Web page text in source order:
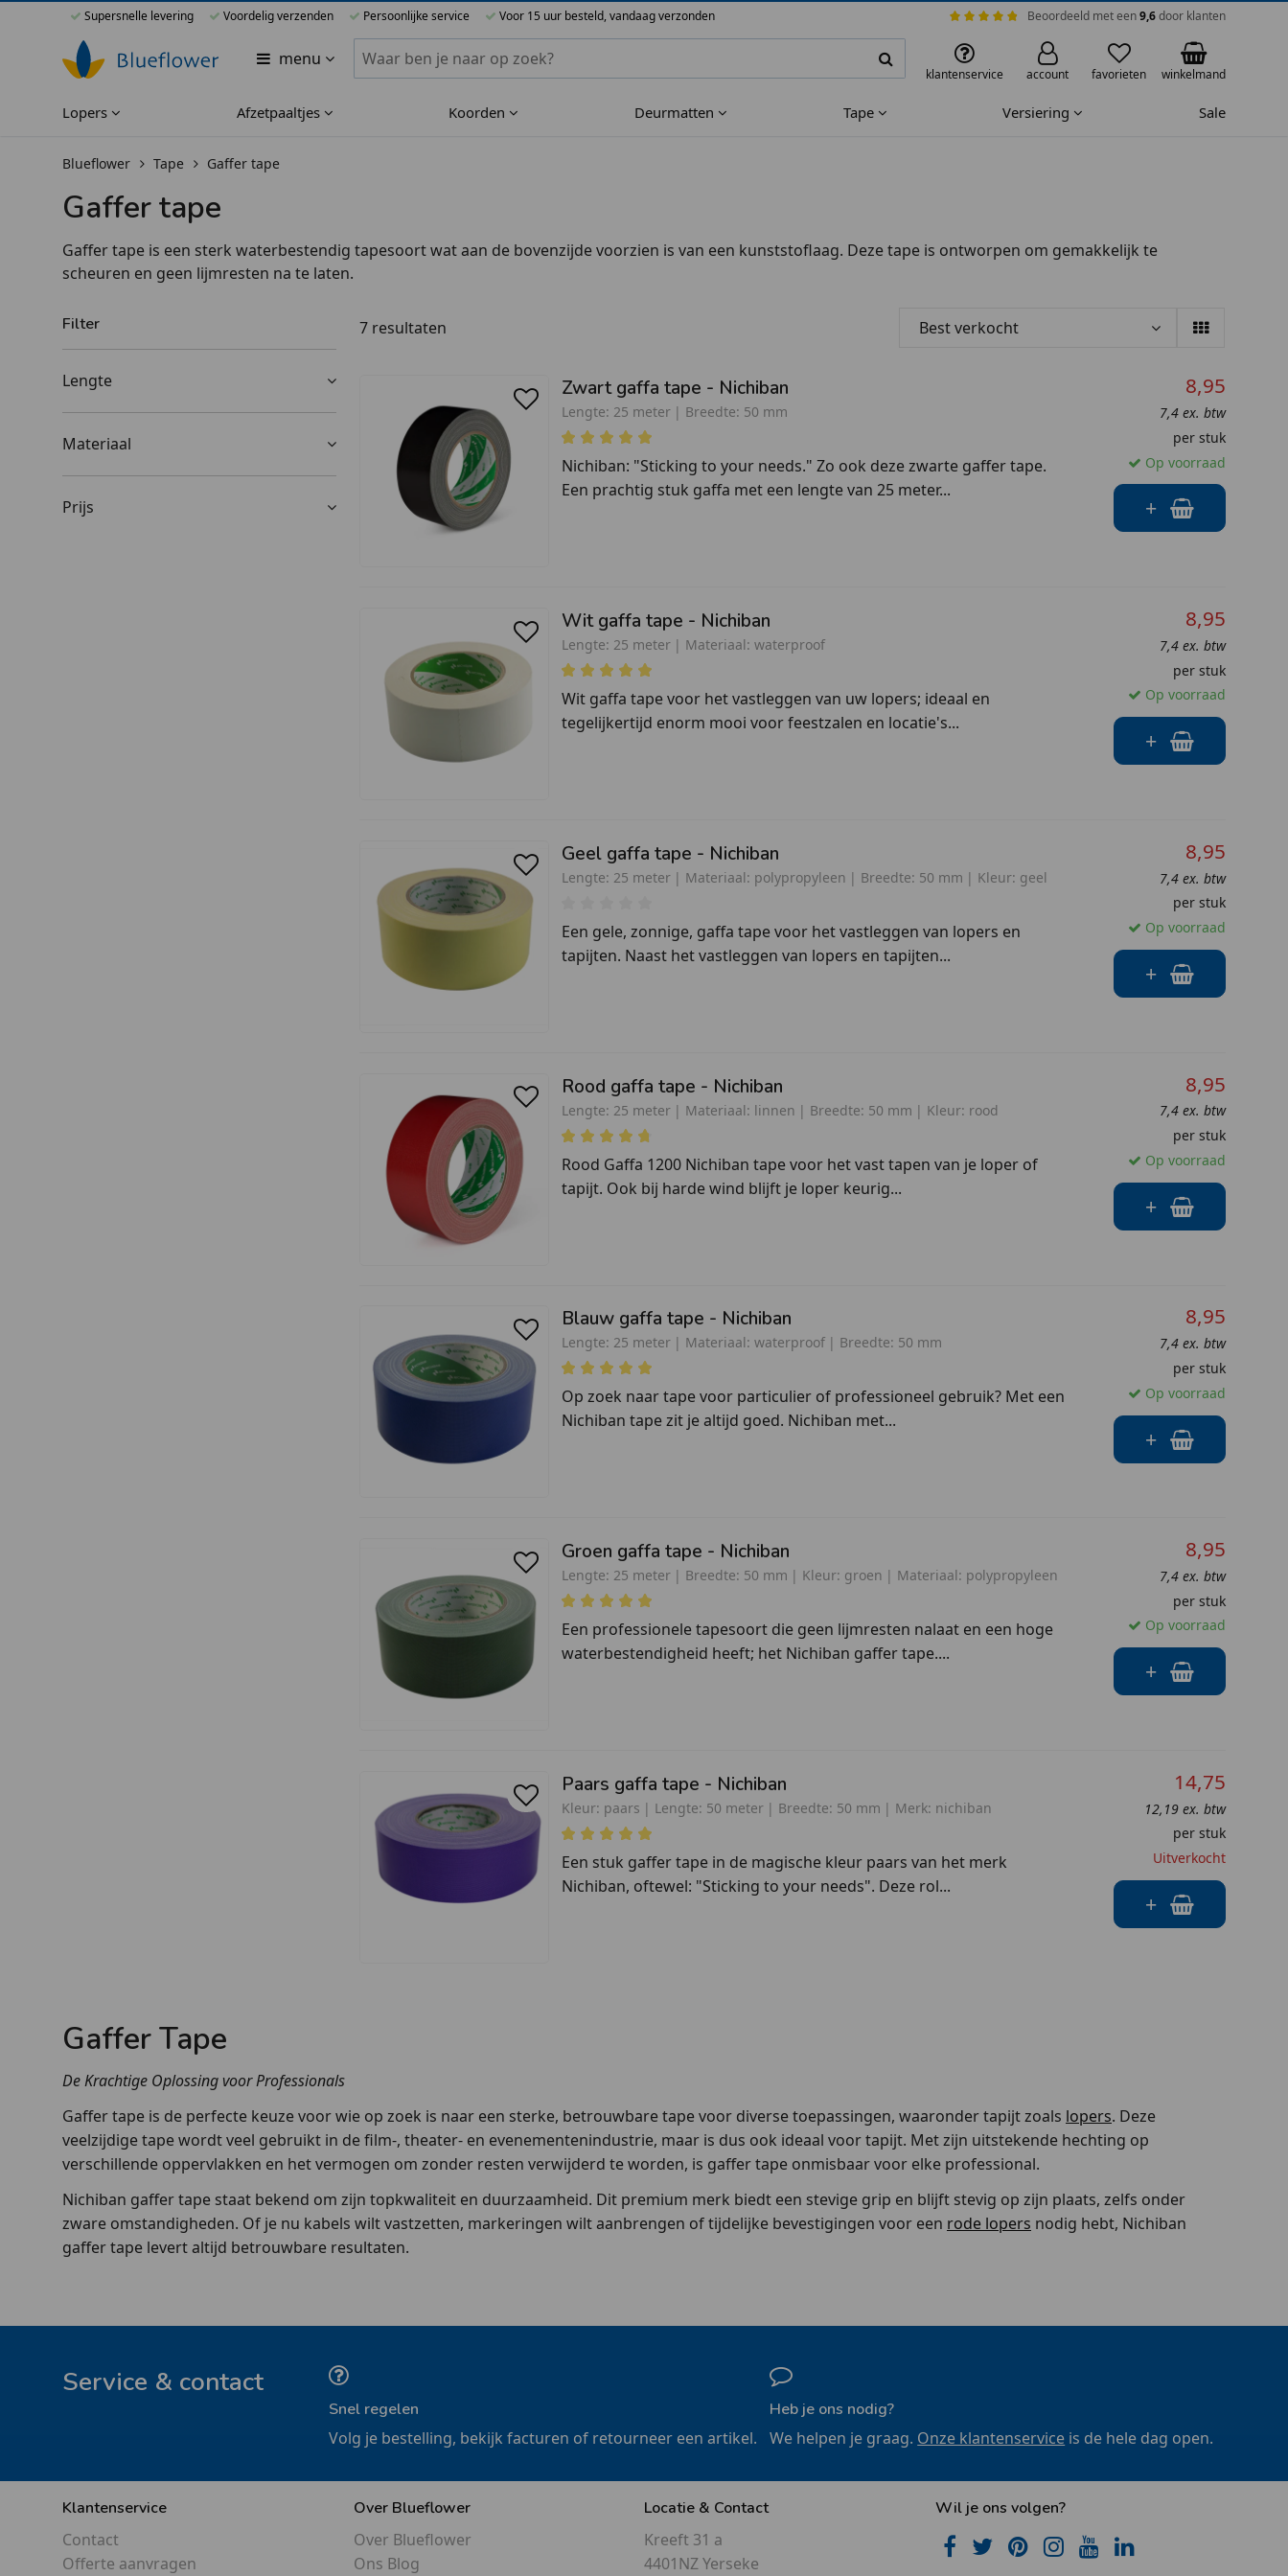
Supersnelle levering Voordelig verzenden Persoonlijke service Voor 15 uur besteld, vandaag verzonden Beoordeeld met een9,6door klanten
menu Zoeken binnen Blueflower
klantenservice account favorieten winkelmand
Lopers Afzetpaaltjes Koorden Deurmatten Tape Versiering Sale
Blueflower Tape Gaffer tape
Gaffer tape
Gaffer tape is een sterk waterbestendig tapesoort wat aan de bovenzijde voorzien is van een kunststoflaag. Deze tape is ontworpen om gemakkelijk te
scheuren en geen lijmresten na te laten.
7 resultaten Best verkocht
Zwart gaffa tape - Nichiban
Lengte: 25 meter Breedte: 50 mm
Nichiban: "Sticking to your needs." Zo ook deze zwarte gaffer tape.
Een prachtig stuk gaffa met een lengte van 25 meter...
8,95
7,4 ex. btw
per stuk
Op voorraad
+
Wit gaffa tape - Nichiban
Lengte: 25 meter Materiaal: waterproof
Wit gaffa tape voor het vastleggen van uw lopers; ideaal en
tegelijkertijd enorm mooi voor feestzalen en locatie's...
8,95
7,4 ex. btw
per stuk
Op voorraad
+
Geel gaffa tape - Nichiban
Lengte: 25 meter Materiaal: polypropyleen Breedte: 50 mm Kleur: geel
Een gele, zonnige, gaffa tape voor het vastleggen van lopers en
tapijten. Naast het vastleggen van lopers en tapijten...
8,95
7,4 ex. btw
per stuk
Op voorraad
+
Rood gaffa tape - Nichiban
Lengte: 25 meter Materiaal: linnen Breedte: 50 mm Kleur: rood
Rood Gaffa 1200 Nichiban tape voor het vast tapen van je loper of
tapijt. Ook bij harde wind blijft je loper keurig...
8,95
7,4 ex. btw
per stuk
Op voorraad
+
Blauw gaffa tape - Nichiban
Lengte: 25 meter Materiaal: waterproof Breedte: 50 mm
Op zoek naar tape voor particulier of professioneel gebruik? Met een
Nichiban tape zit je altijd goed. Nichiban met...
8,95
7,4 ex. btw
per stuk
Op voorraad
+
Groen gaffa tape - Nichiban
Lengte: 25 meter Breedte: 50 mm Kleur: groen Materiaal: polypropyleen
Een professionele tapesoort die geen lijmresten nalaat en een hoge
waterbestendigheid heeft; het Nichiban gaffer tape....
8,95
7,4 ex. btw
per stuk
Op voorraad
+
Paars gaffa tape - Nichiban
Kleur: paars Lengte: 50 meter Breedte: 50 mm Merk: nichiban
Een stuk gaffer tape in de magische kleur paars van het merk
Nichiban, oftewel: "Sticking to your needs". Deze rol...
14,75
12,19 ex. btw
per stuk
Uitverkocht
+
Filter
Lengte
Materiaal
Prijs
Gaffer Tape
De Krachtige Oplossing voor Professionals
Gaffer tape is de perfecte keuze voor wie op zoek is naar een sterke, betrouwbare tape voor diverse toepassingen, waaronder tapijt zoals lopers. Deze
veelzijdige tape wordt veel gebruikt in de film-, theater- en evenementenindustrie, maar is dus ook ideaal voor tapijt. Met zijn uitstekende hechting op
verschillende oppervlakken en het vermogen om zonder resten verwijderd te worden, is gaffer tape onmisbaar voor elke professional.
Nichiban gaffer tape staat bekend om zijn topkwaliteit en duurzaamheid. Dit premium merk biedt een stevige grip en blijft stevig op zijn plaats, zelfs onder
zware omstandigheden. Of je nu kabels wilt vastzetten, markeringen wilt aanbrengen of tijdelijke bevestigingen voor een rode lopers nodig hebt, Nichiban
gaffer tape levert altijd betrouwbare resultaten.
Service & contact
Snel regelen
Volg je bestelling, bekijk facturen of retourneer een artikel.
Heb je ons nodig?
We helpen je graag. Onze klantenservice is de hele dag open.
Klantenservice
Contact
Offerte aanvragen
Over Blueflower
Over Blueflower
Ons Blog
Locatie & Contact
Kreeft 31 a
4401NZ Yerseke
Wil je ons volgen?